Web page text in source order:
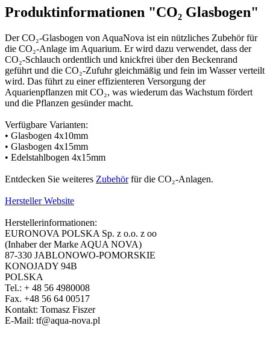
Produktinformationen "CO₂ Glasbogen"
Der CO₂-Glasbogen von AquaNova ist ein nützliches Zubehör für
die CO₂-Anlage im Aquarium. Er wird dazu verwendet, dass der
CO₂-Schlauch ordentlich und knickfrei über den Beckenrand
geführt und die CO₂-Zufuhr gleichmäßig und fein im Wasser verteilt
wird. Das führt zu einer effizienteren Versorgung der
Aquarienpflanzen mit CO₂, was wiederum das Wachstum fördert
und die Pflanzen gesünder macht.
Verfügbare Varianten:
• Glasbogen 4x10mm
• Glasbogen 4x15mm
• Edelstahlbogen 4x15mm
Entdecken Sie weiteres Zubehörfür die CO₂-Anlagen.
Hersteller Website
Herstellerinformationen:
EURONOVA POLSKA Sp. z o.o. z oo
(Inhaber der Marke AQUA NOVA)
87-330 JABLONOWO-POMORSKIE
KONOJADY 94B
POLSKA
Tel.: + 48 56 4980008
Fax. +48 56 64 00517
Kontakt: Tomasz Fiszer
E-Mail: tf@aqua-nova.pl